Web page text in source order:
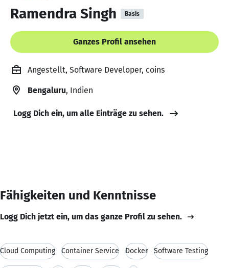
Ramendra Singh Basis
Ganzes Profil ansehen
Angestellt, Software Developer, coins
Bengaluru, Indien
Logg Dich ein, um alle Einträge zu sehen.
Fähigkeiten und Kenntnisse
Logg Dich jetzt ein, um das ganze Profil zu sehen.
Cloud Computing Container Service Docker Software Testing